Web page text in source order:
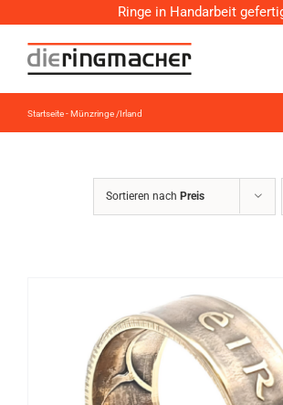
Ringe in Handarbeit
Inhalt
springen
Startseite-Münzringe /Irland
Sortieren nach Preis